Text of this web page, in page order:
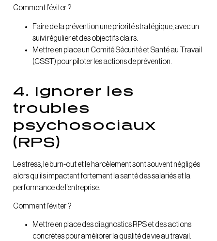
Comment l’éviter ?
Faire de la prévention une priorité stratégique, avec un
suivi régulier et des objectifs clairs.
Mettre en place un Comité Sécurité et Santé au Travail
(CSST) pour piloter les actions de prévention.
4. Ignorer les
troubles
psychosociaux
(RPS)
Le stress, le burn-out et le harcèlement sont souvent négligés
alors qu’ils impactent fortement la santé des salariés et la
performance de l’entreprise.
Comment l’éviter ?
Mettre en place des diagnostics RPS et des actions
concrètes pour améliorer la qualité de vie au travail.